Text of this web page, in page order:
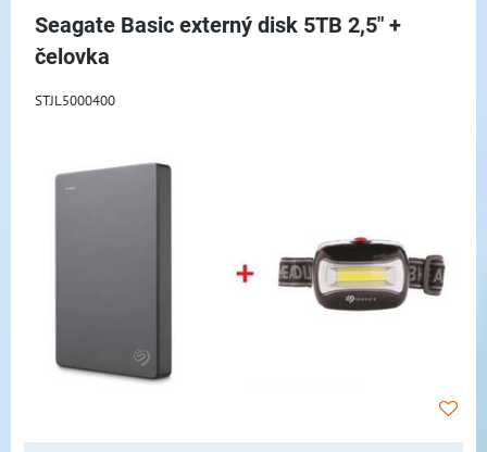
Seagate Basic externý disk 5TB 2,5" +
čelovka
STJL5000400